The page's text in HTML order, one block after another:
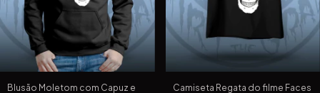
Blusão Moletom com Capuz e
Camiseta Regata do filme Faces